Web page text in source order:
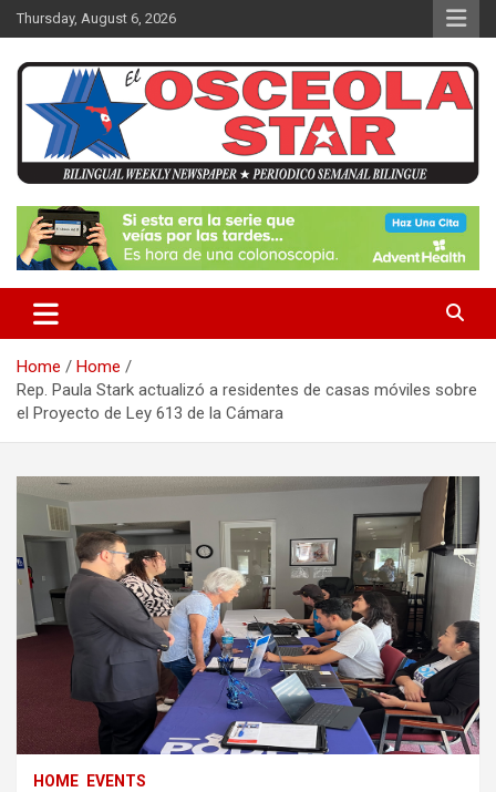
k
t
Thursday, August 6, 2026
El Osceola Star
Home
Home
Rep. Paula Stark actualizó a residentes de casas móviles sobre
el Proyecto de Ley 613 de la Cámara
HOME EVENTS